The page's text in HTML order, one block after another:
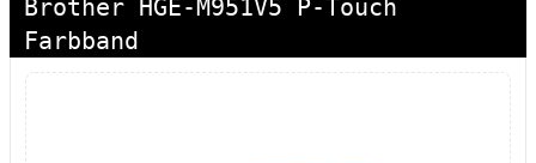
Brother HGE-M951V5 P-Touch
Farbband